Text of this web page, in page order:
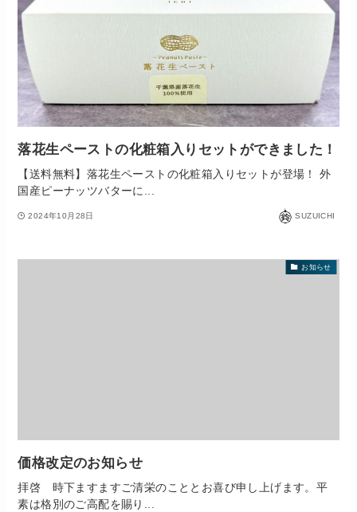
落花生ペーストの化粧箱入りセットができました！
【送料無料】落花生ペーストの化粧箱入りセットが登場！ 外
国産ピーナッツバターに...
2024年10月28日 SUZUICHI
お知らせ
価格改定のお知らせ
拝啓 時下ますますご清栄のこととお喜び申し上げます。平
素は格別のご高配を賜り...